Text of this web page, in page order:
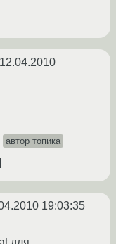
12.04.2010
автор топика
19:03:35